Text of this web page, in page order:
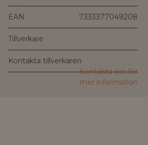
EAN 7333377049208
Tillverkare
Kontakta tillverkaren
Kontakta oss för
mer information